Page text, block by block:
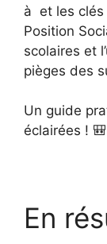
à et les clés
Position
scolaires et
pièges des
Un guide
éclairées ! 🎒
En